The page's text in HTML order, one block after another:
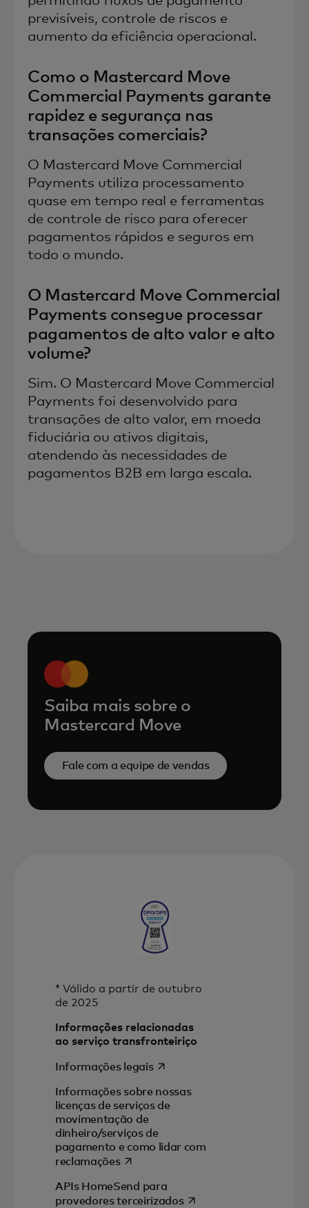
previsíveis, controle de riscos e
aumento da eficiência operacional.
Como o Mastercard Move
Commercial Payments garante
rapidez e segurança nas
transações comerciais?
O Mastercard Move Commercial
Payments utiliza processamento
quase em tempo real e ferramentas
de controle de risco para oferecer
pagamentos rápidos e seguros em
todo o mundo.
O Mastercard Move Commercial
Payments consegue processar
pagamentos de alto valor e alto
volume?
Sim. O Mastercard Move Commercial
Payments foi desenvolvido para
transações de alto valor, em moeda
fiduciária ou ativos digitais,
atendendo às necessidades de
pagamentos B2B em larga escala.
Saiba mais sobre o
Mastercard Move
Fale com a equipe de vendas
* Válido a partir de outubro
de 2025
Informações relacionadas
ao serviço transfronteiriço
Informações legaisabre em uma nova guia
Informações sobre nossas
licenças de serviços de
movimentação de
dinheiro/serviços de
pagamento e como lidar com
reclamaçõesabre em uma nova guia
APIs HomeSend para
provedores terceirizadosabre em uma nova guia